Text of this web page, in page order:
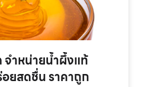
จำหน่ายน้ำผึ้งแท้
ยสดชื่น ราคาถูก